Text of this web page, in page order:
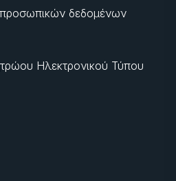
δεδομένων
Ηλεκτρονικού Τύπου